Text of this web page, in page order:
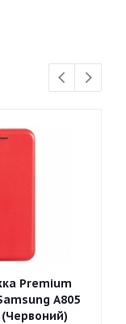
Premium
A805